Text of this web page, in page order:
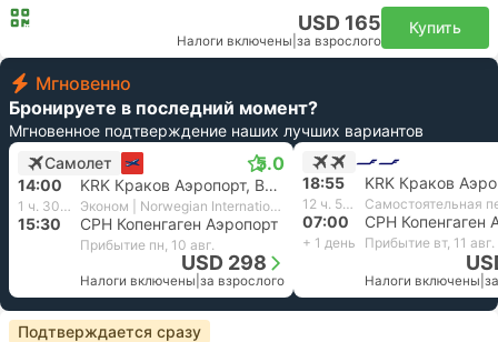
USD 165
Налоги включены за взрослого
Купить
Мгновенно
Бронируете в последний момент?
Мгновенное подтверждение наших лучших вариантов
Самолет
5.0
14:00 KRK Краков Аэропорт, Balice
1 ч. 30 м. Эконом | Norwegian International
15:30 CPH Копенгаген Аэропорт
Прибытие пн, 10 авг.
USD 298
Налоги включены за взрослого
18:55
12 ч. 5 м. Самостоятельная
07:00 CPH Копенгаген
+ 1 день Прибытие вт, 11 авг.
Налоги включены
Подтверждается сразу